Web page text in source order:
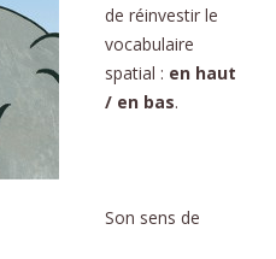
de réinvestir le
vocabulaire
spatial : en haut
/ en bas.
Son sens de